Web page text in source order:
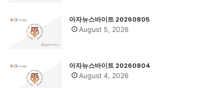
아자뉴스바이트 20260805
August 5, 2026
아자뉴스바이트 20260804
August 4, 2026